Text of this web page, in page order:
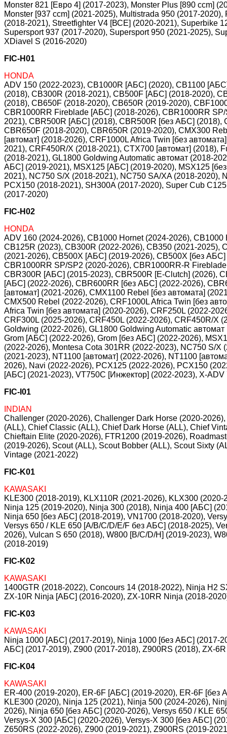
Monster 821 [Евро 4] (2017-2023), Monster Plus [890 ccm]
Monster [937 ccm] (2021-2025), Multistrada 950 (2017-
(2018-2021), Streetfighter V4 [ВСЕ] (2020-2021), Superbike
Supersport 937 (2017-2020), Supersport 950 (2021-2025),
XDiavel S (2016-2020)
FIC-H01
HONDA
ADV 150 (2022-2023), CB1000R [АБС] (2020), CB1100
(2018), CB300R (2018-2021), CB500F [АБС] (2018-2020),
(2018), CB650F (2018-2020), CB650R (2019-2020),
CBR1000RR Fireblade [АБС] (2018-2026), CBR1000RR
2021), CBR500R [АБС] (2018), CBR500R [без АБС]
CBR650F (2018-2020), CBR650R (2019-2020), CMX300
[автомат] (2018-2026), CRF1000L Africa Twin [без
2021), CRF450R/X (2018-2021), CTX700 [автомат]
(2018-2021), GL1800 Goldwing Automatic автомат (2018-
АБС] (2019-2021), MSX125 [АБС] (2019-2020), MSX125
2021), NC750 S/X (2018-2021), NC750 SA/XA (2018-2020),
PCX150 (2018-2021), SH300A (2017-2020), Super Cub
(2017-2020)
FIC-H02
HONDA
ADV 160 (2024-2026), CB1000 Hornet (2024-2026),
CB125R (2023), CB300R (2022-2026), CB350 (2021-
(2021-2026), CB500X [АБС] (2019-2026), CB500X [без
CBR1000RR SP/SP2 (2020-2026), CBR1000RR-R
CBR300R [АБС] (2015-2023), CBR500R [E-Clutch] (2026),
[АБС] (2022-2026), CBR600RR [без АБС] (2022-2026),
[автомат] (2021-2026), CMX1100 Rebel [без автомата]
CMX500 Rebel (2022-2026), CRF1000L Africa Twin [без
Africa Twin [без автомата] (2020-2026), CRF250L (2022-
CRF300L (2025-2026), CRF450L (2022-2026), CRF450R/X
Goldwing (2022-2026), GL1800 Goldwing Automatic
Grom [АБС] (2022-2026), Grom [без АБС] (2022-2026),
(2022-2026), Montesa Cota 301RR (2022-2023), NC750 S/
(2021-2023), NT1100 [автомат] (2022-2026), NT1100
2026), Navi (2022-2026), PCX125 (2022-2026), PCX150
[АБС] (2021-2023), VT750C [Инжектор] (2022-2023), X-ADV
FIC-I01
INDIAN
Challenger (2020-2026), Challenger Dark Horse (2020-
(ALL), Chief Classic (ALL), Chief Dark Horse (ALL), Chief
Chieftain Elite (2020-2026), FTR1200 (2019-2026),
(2019-2026), Scout (ALL), Scout Bobber (ALL), Scout Sixty
Vintage (2021-2022)
FIC-K01
KAWASAKI
KLE300 (2018-2019), KLX110R (2021-2026), KLX300
Ninja 125 (2019-2020), Ninja 300 (2018), Ninja 400 [АБС]
Ninja 650 [без АБС] (2018-2019), VN1700 (2018-2020),
Versys 650 / KLE 650 [A/B/C/D/E/F без АБС] (2018-2025),
2026), Vulcan S 650 (2018), W800 [B/C/D/H] (2019-2023),
(2018-2019)
FIC-K02
KAWASAKI
1400GTR (2018-2022), Concours 14 (2018-2022), Ninja H2
ZX-10R Ninja [АБС] (2016-2020), ZX-10RR Ninja (2018-
FIC-K03
KAWASAKI
Ninja 1000 [АБС] (2017-2019), Ninja 1000 [без АБС] (2017-
АБС] (2017-2019), Z900 (2017-2018), Z900RS (2018), ZX-
FIC-K04
KAWASAKI
ER-400 (2019-2020), ER-6F [АБС] (2019-2020), ER-6F
KLE300 (2020), Ninja 125 (2021), Ninja 500 (2024-2026),
2026), Ninja 650 [без АБС] (2020-2026), Versys 650 / KLE
Versys-X 300 [АБС] (2020-2026), Versys-X 300 [без АБС]
Z650RS (2022-2026), Z900 (2019-2021), Z900RS (2019-